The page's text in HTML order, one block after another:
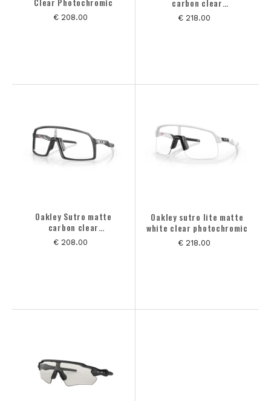
€ 208.00
carbon clear
photochromic
€ 218.00
Oakley Sutro matte
carbon clear
photochromic
€ 208.00
Oakley sutro lite matte
white clear photochromic
€ 218.00